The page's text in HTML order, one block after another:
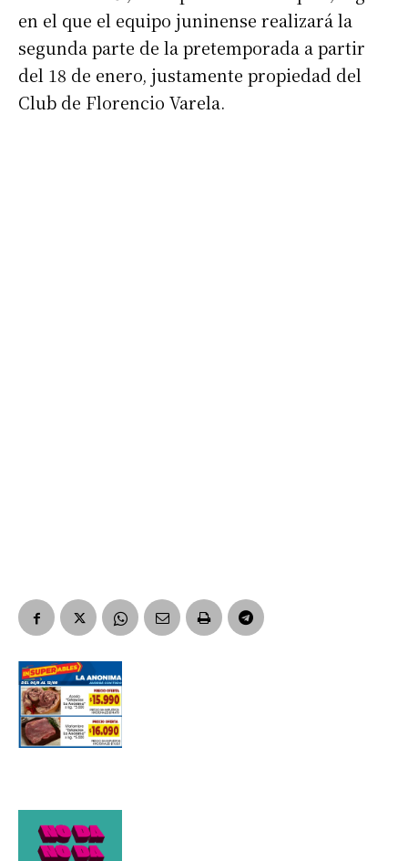
Nombre
Apellidos
en el que el equipo juninense realizará la
segunda parte de la pretemporada a partir
del 18 de enero, justamente propiedad del
Club de Florencio Varela.